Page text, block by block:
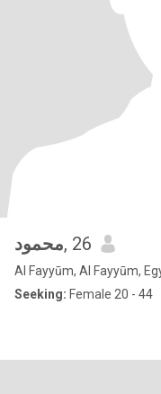
محمود, 26
Al Fayyūm, Al Fayyūm,
Seeking: Female 20 - 44